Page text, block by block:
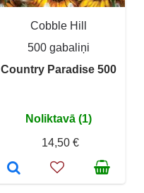
Cobble Hill
500 gabaliņi
Country Paradise 500
Noliktavā (1)
14,50 €